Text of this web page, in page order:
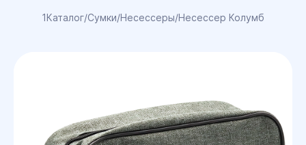
1Каталог/Сумки/Несессеры/Несессер Колумб